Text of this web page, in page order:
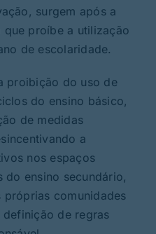
surgem após a
proíbe a utilização
de escolaridade.
proibição do uso de
do ensino básico,
de medidas
a
nos espaços
do ensino secundário,
próprias comunidades
de regras